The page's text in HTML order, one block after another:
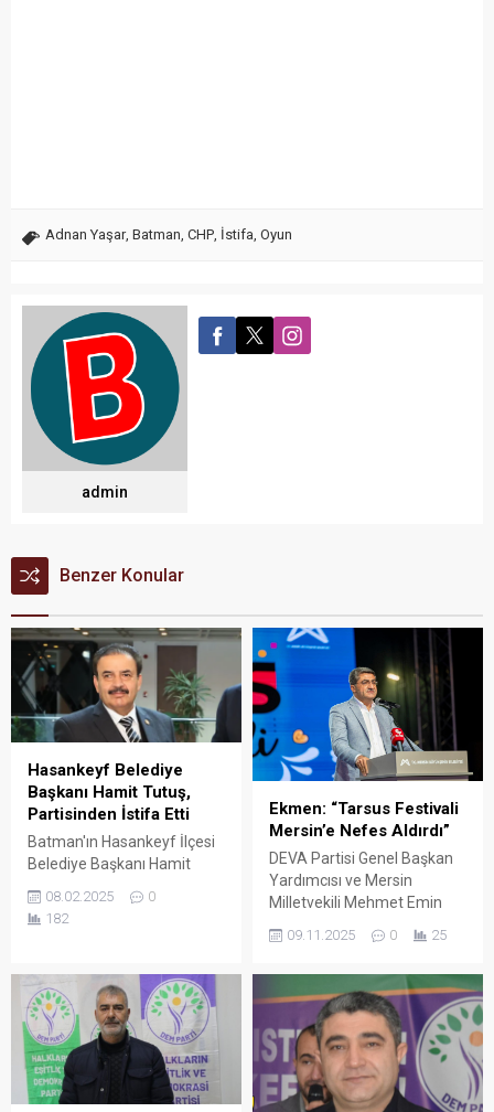
Adnan Yaşar, Batman CHP İstifa Oyun
admin
Benzer Konular
Hasankeyf Belediye
Başkanı Hamit Tutuş,
Partisinden İstifa Etti
Batman'ın Hasankeyf İlçesi
Belediye Başkanı Hamit
Tutuş, partisinden istifa
ettiğini açıkladı.
08.02.2025
0
182
Ekmen: “Tarsus Festivali
Mersin’e Nefes Aldırdı”
DEVA Partisi Genel Başkan
Yardımcısı ve Mersin
Milletvekili Mehmet Emin
Tarsus Festivali’nin
konuşmasında Akdeniz Eş
Belediye Başkanlarının
görevden uzak
bulunmasından Tarsus’un
tarihi ve kültürel değerlerine
kadar çeşitli konularda
09.11.2025 0 25